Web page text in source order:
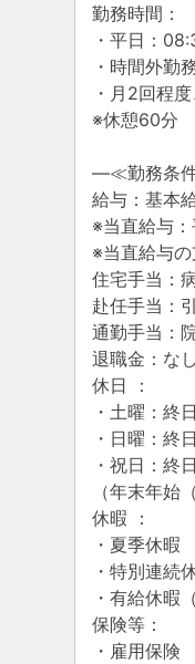
勤務時間：
・平日：
・時間外勤
・月2回程
※休憩60分
―≪勤務
給与：基本
※当直給与
※当直給与
住宅手当：
赴任手当：
通勤手当：
退職金：なし
休日 ：
・土曜：終日
・日曜：終日
・祝日：終日
（年末年始
休暇 ：
・夏季休暇
・特別連続
・有給休暇
保険等：
・雇用保険